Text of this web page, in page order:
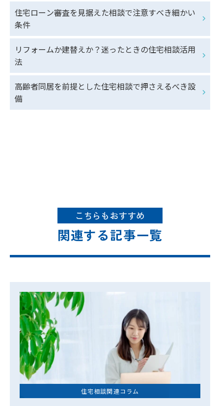
住宅ローン審査を見据えた相談で注意すべき細かい
条件
リフォームか建替えか？迷ったときの住宅相談活用
法
高齢者同居を前提とした住宅相談で押さえるべき設
備
こちらもおすすめ
関連する記事一覧
住宅相談関連コラム